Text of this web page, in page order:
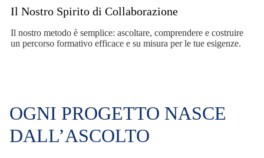
Il Nostro Spirito di Collaborazione
Il nostro metodo è semplice: ascoltare, comprendere e costruire
un percorso formativo efficace e su misura per le tue esigenze.
OGNI PROGETTO NASCE
DALL’ASCOLTO